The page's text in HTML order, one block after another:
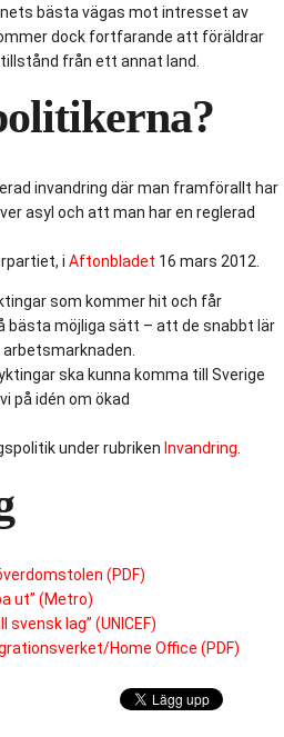
bästa vägas mot intresset av
dock fortfarande att föräldrar
från ett annat land.
invandring där man framförallt har
asyl och att man har en reglerad
i Aftonbladet 16 mars 2012.
som kommer hit och får
bästa möjliga sätt – att de snabbt lär
ska kunna komma till Sverige
på idén om ökad
under rubriken Invandring
(PDF)
ut” (Metro)
lag” (UNICEF)
Home Office (PDF)